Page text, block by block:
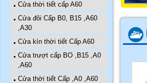
Cửa thời tiết cấp A60
Cửa đôi Cấp B0, B15 ,A60
,A30
Cửa kín thời tiết Cấp A60
Cửa trượt cấp BO ,B15 ,A0
,A60
Cửa thời tiết Cấp ,A0 ,A60